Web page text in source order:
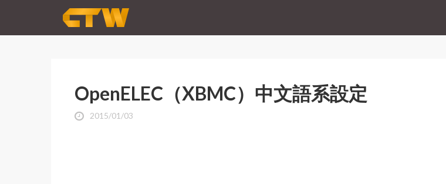
OpenELEC（XBMC）中文語系設定
2015/01/03